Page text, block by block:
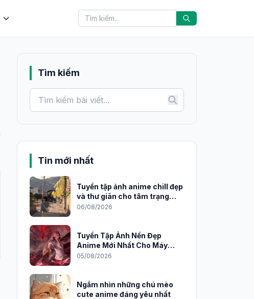
Tìm kiếm
Tin mới nhất
Tuyển tập ảnh anime chill đẹp
và thư giãn cho tâm trạng
2026
06/08/2026
Tuyển Tập Ảnh Nền Đẹp
Anime Mới Nhất Cho Máy
Tính 2026
05/08/2026
Ngắm nhìn những chú mèo
cute anime đáng yêu nhất